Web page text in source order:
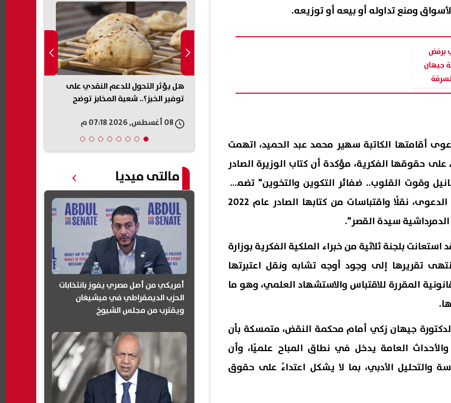
ومنع تداوله أو بيعه أو توزيعه.
برفض
جيهان
أقامتها الكاتبة سهير محمد عبد الحميد، اتهمت
على حقوقها الفكرية، مؤكدة أن كتاب الوزيرة الصادر
شانيل وقوت القلوب.. ضفائر التكوين والتخوين" تضمن،
وفقًا لما انتهت إليه أوراق الدعوى، نقلًا واقتباسات من كتابها الصادر عام 2022
سيدة القصر".
بلجنة ثلاثية من خبراء الملكية الفكرية بوزارة
تقريرها إلى وجود أوجه تشابه ونقل اعتبرتها
المقررة للاقتباس والاستشهاد العلمي، وهو ما
جيهان زكي أمام محكمة النقض، متمسكة بأن
والأحداث العامة يدخل في نطاق المباح علميًا، وأن
والتحليل الأدبي، بما لا يشكل اعتداءً على حقوق
البترول تكشف تفاصيل المسح
هل يؤثر التحول للدعم النقدي على
توفير الخبز؟.. شعبة المخابز توضح
مالتى ميديا
أمريكي من أصل مصري يفوز بانتخابات
الحزب الديمقراطي في ميشيغان
ويقترب من مجلس الشيوخ